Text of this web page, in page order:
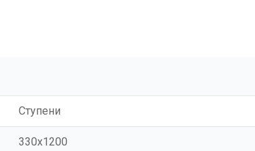
Ступени
330x1200